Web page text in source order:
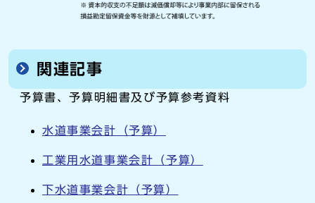
関連記事
予算書、予算明細書及び予算参考資料
水道事業会計（予算）
工業用水道事業会計（予算）
下水道事業会計（予算）